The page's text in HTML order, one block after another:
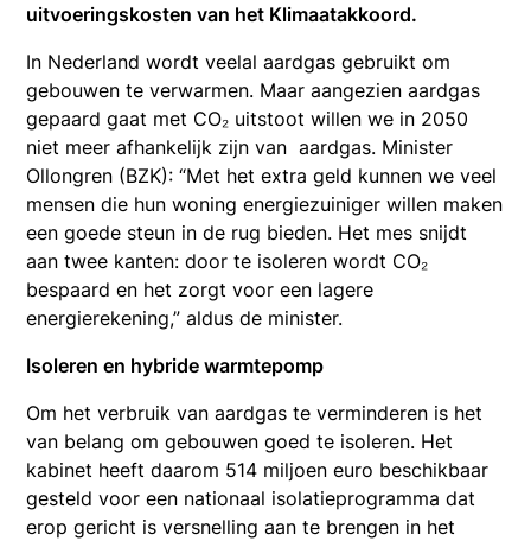
uitvoeringskosten van het Klimaatakkoord.
In Nederland wordt veelal aardgas gebruikt om
gebouwen te verwarmen. Maar aangezien aardgas
gepaard gaat met CO₂ uitstoot willen we in 2050
niet meer afhankelijk zijn van aardgas. Minister
Ollongren (BZK): “Met het extra geld kunnen we veel
mensen die hun woning energiezuiniger willen maken
een goede steun in de rug bieden. Het mes snijdt
aan twee kanten: door te isoleren wordt CO₂
bespaard en het zorgt voor een lagere
energierekening,” aldus de minister.
Isoleren en hybride warmtepomp
Om het verbruik van aardgas te verminderen is het
van belang om gebouwen goed te isoleren. Het
kabinet heeft daarom 514 miljoen euro beschikbaar
gesteld voor een nationaal isolatieprogramma dat
erop gericht is versnelling aan te brengen in het